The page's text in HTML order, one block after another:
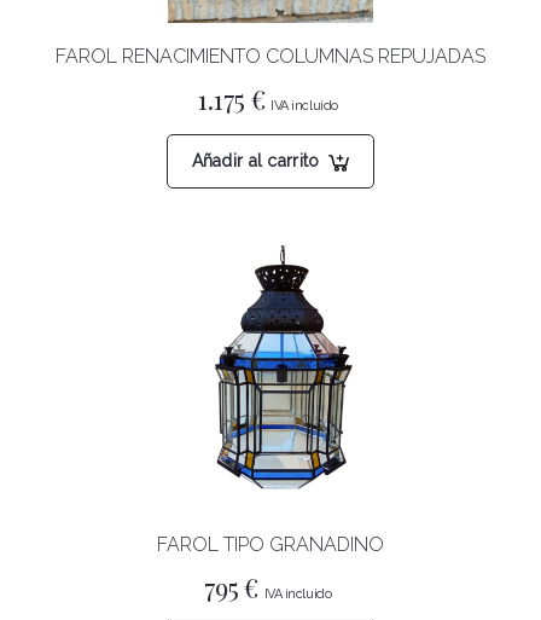
FAROL RENACIMIENTO COLUMNAS REPUJADAS
1.175 €
Añadir al carrito
FAROL TIPO GRANADINO
795€